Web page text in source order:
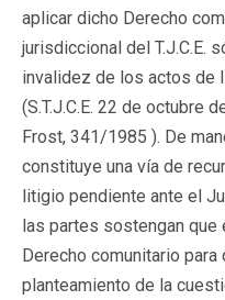
aplicar dicho Derecho
jurisdiccional del T.J.C.E.
invalidez de los actos de
(S.T.J.C.E. 22 de octubre
Frost, 341/1985 ). De
constituye una vía de
litigio pendiente ante el
las partes sostengan que
Derecho comunitario
planteamiento de la